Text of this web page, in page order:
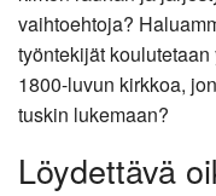
vaihtoehtoja?
työntekijät
1800-luvun kirkkoa,
tuskin lukemaan?
Löydettävä